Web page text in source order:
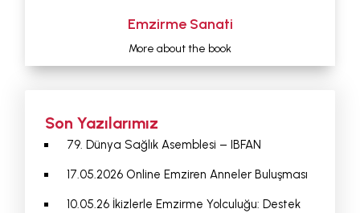
Emzirme Sanati
More about the book
Son Yazılarımız
79. Dünya Sağlık Asemblesi – IBFAN
17.05.2026 Online Emziren Anneler Buluşması
10.05.26 İkizlerle Emzirme Yolculuğu: Destek